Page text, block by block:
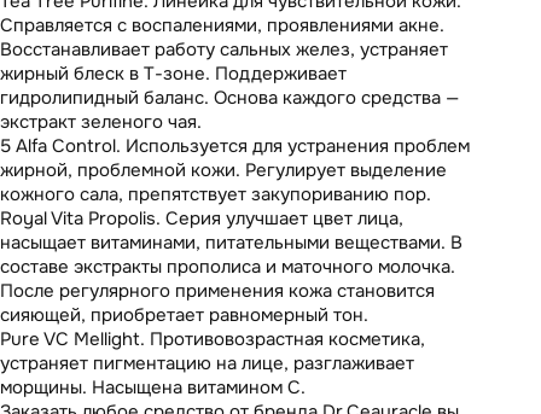
Справляется с воспалениями, проявлениями акне.
Восстанавливает работу сальных желез, устраняет
жирный блеск в Т-зоне. Поддерживает
гидролипидный баланс. Основа каждого средства —
экстракт зеленого чая.
5 Alfa Control. Используется для устранения проблем
жирной, проблемной кожи. Регулирует выделение
кожного сала, препятствует закупориванию пор.
Royal Vita Propolis. Серия улучшает цвет лица,
насыщает витаминами, питательными веществами. В
составе экстракты прополиса и маточного молочка.
После регулярного применения кожа становится
сияющей, приобретает равномерный тон.
Pure VC Mellight. Противовозрастная косметика,
устраняет пигментацию на лице, разглаживает
морщины. Насыщена витамином С.